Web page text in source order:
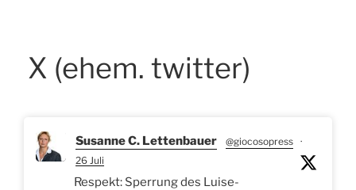
X (ehem. twitter)
Susanne C. Lettenbauer @giocosopress ·
26 Juli
Respekt: Sperrung des Luise-